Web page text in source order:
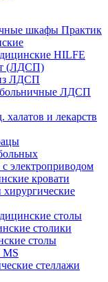
шкафы Практик
HILFE
(ЛДСП)
ЛДСП
ЛДСП
и лекарств
электроприводом
кровати
столы
столики
столы
MS
стеллажи